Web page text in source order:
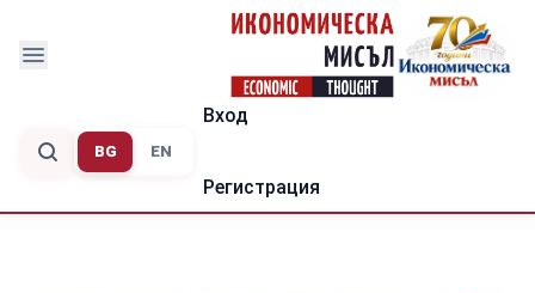
BG EN
Вход
Регистрация